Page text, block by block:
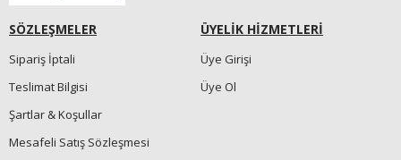
SÖZLEŞMELER
Sipariş İptali
Teslimat Bilgisi
Şartlar & Koşullar
Mesafeli Satış Sözleşmesi
ÜYELİK HİZMETLERİ
Üye Girişi
Üye Ol